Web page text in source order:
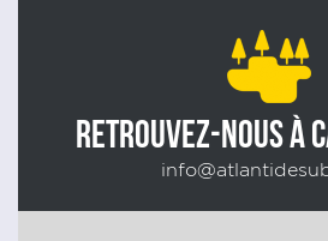
RETROUVEZ-NOUS À